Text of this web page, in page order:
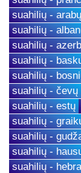
suahilių - arabų
suahilių -
suahilių -
suahilių -
suahilių -
suahilių - čevų
suahilių - estų
suahilių -
suahilių -
suahilių -
suahilių -